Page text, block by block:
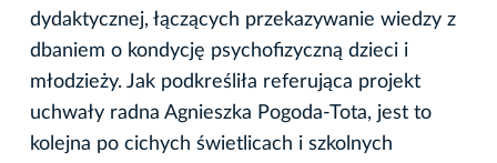
dydaktycznej, łączących przekazywanie wiedzy z
dbaniem o kondycję psychofizyczną dzieci i
młodzieży. Jak podkreśliła referująca projekt
uchwały radna Agnieszka Pogoda-Tota, jest to
kolejna po cichych świetlicach i szkolnych